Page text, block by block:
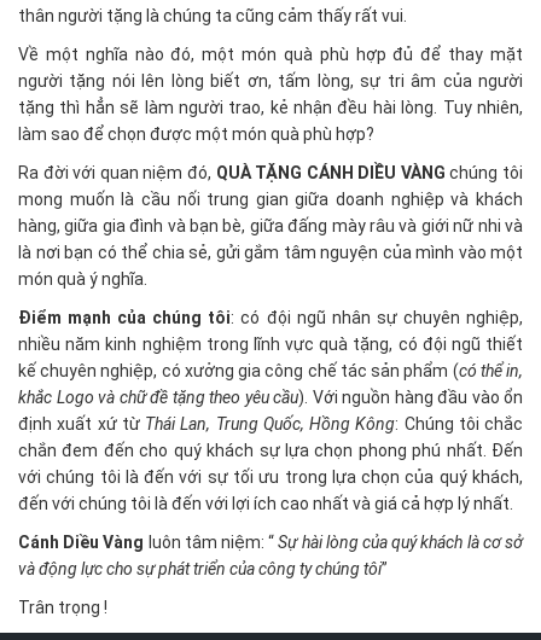
thân người tặng là chúng ta cũng cảm thấy rất vui.
Về một nghĩa nào đó, một món quà phù hợp đủ để thay mặt
người tặng nói lên lòng biết ơn, tấm lòng, sự tri âm của người
tặng thì hẳn sẽ làm người trao, kẻ nhận đều hài lòng. Tuy nhiên,
làm sao để chọn được một món quà phù hợp?
Ra đời với quan niệm đó, QUÀ TẶNG CÁNH DIỀU VÀNG chúng tôi
mong muốn là cầu nối trung gian giữa doanh nghiệp và khách
hàng, giữa gia đình và bạn bè, giữa đấng mày râu và giới nữ nhi và
là nơi bạn có thể chia sẻ, gửi gắm tâm nguyện của mình vào một
món quà ý nghĩa.
Điểm mạnh của chúng tôi: có đội ngũ nhân sự chuyên nghiệp,
nhiều năm kinh nghiệm trong lĩnh vực quà tặng, có đội ngũ thiết
kế chuyên nghiệp, có xưởng gia công chế tác sản phẩm (có thể in,
khắc Logo và chữ đề tặng theo yêu cầu). Với nguồn hàng đầu vào ổn
định xuất xứ từ Thái Lan, Trung Quốc, Hồng Kông: Chúng tôi chắc
chắn đem đến cho quý khách sự lựa chọn phong phú nhất. Đến
với chúng tôi là đến với sự tối ưu trong lựa chọn của quý khách,
đến với chúng tôi là đến với lợi ích cao nhất và giá cả hợp lý nhất.
Cánh Diều Vàng luôn tâm niệm: “Sự hài lòng của quý khách là cơ sở
và động lực cho sự phát triển của công ty chúng tôi”
Trân trọng !